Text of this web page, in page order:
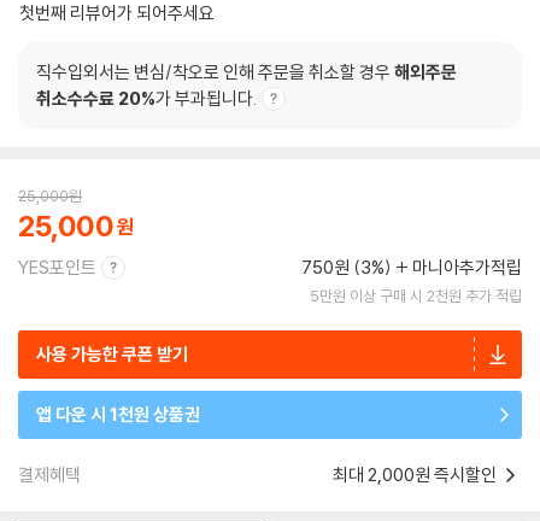
첫번째 리뷰어가 되어주세요
직수입외서는 변심/착오로 인해 주문을 취소할 경우 해외주문
취소수수료 20%가 부과됩니다.
25,000원
25,000
YES포인트 750원 (3%) 마니아추가적립
5만원 이상 구매 시 2천원 추가 적립
사용 가능한 쿠폰 받기
앱 다운 시 1천원 상품권
결제혜택 최대 2,000원 즉시할인